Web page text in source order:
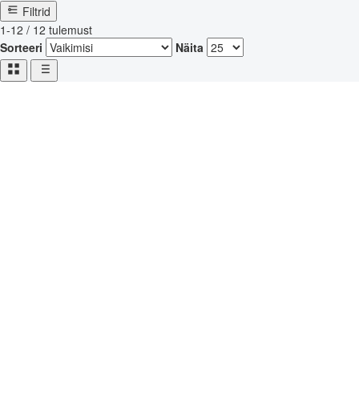
Filtrid
1-12 / 12 tulemust
Sorteeri
Näita